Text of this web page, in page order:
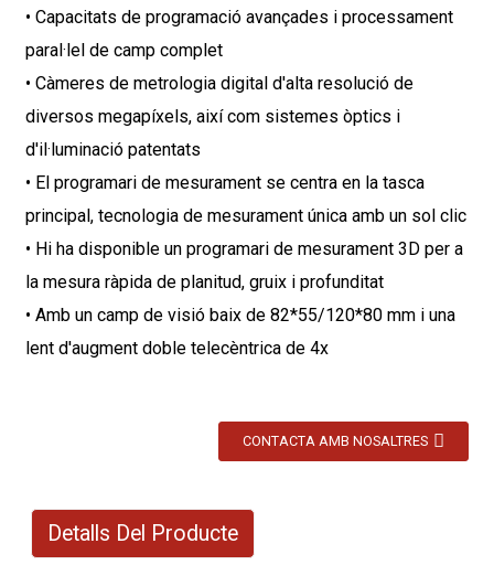
• Capacitats de programació avançades i processament
paral·lel de camp complet
• Càmeres de metrologia digital d'alta resolució de
diversos megapíxels, així com sistemes òptics i
d'il·luminació patentats
• El programari de mesurament se centra en la tasca
principal, tecnologia de mesurament única amb un sol clic
• Hi ha disponible un programari de mesurament 3D per a
la mesura ràpida de planitud, gruix i profunditat
• Amb un camp de visió baix de 82*55/120*80 mm i una
lent d'augment doble telecèntrica de 4x
CONTACTA AMB NOSALTRES
Detalls Del Producte